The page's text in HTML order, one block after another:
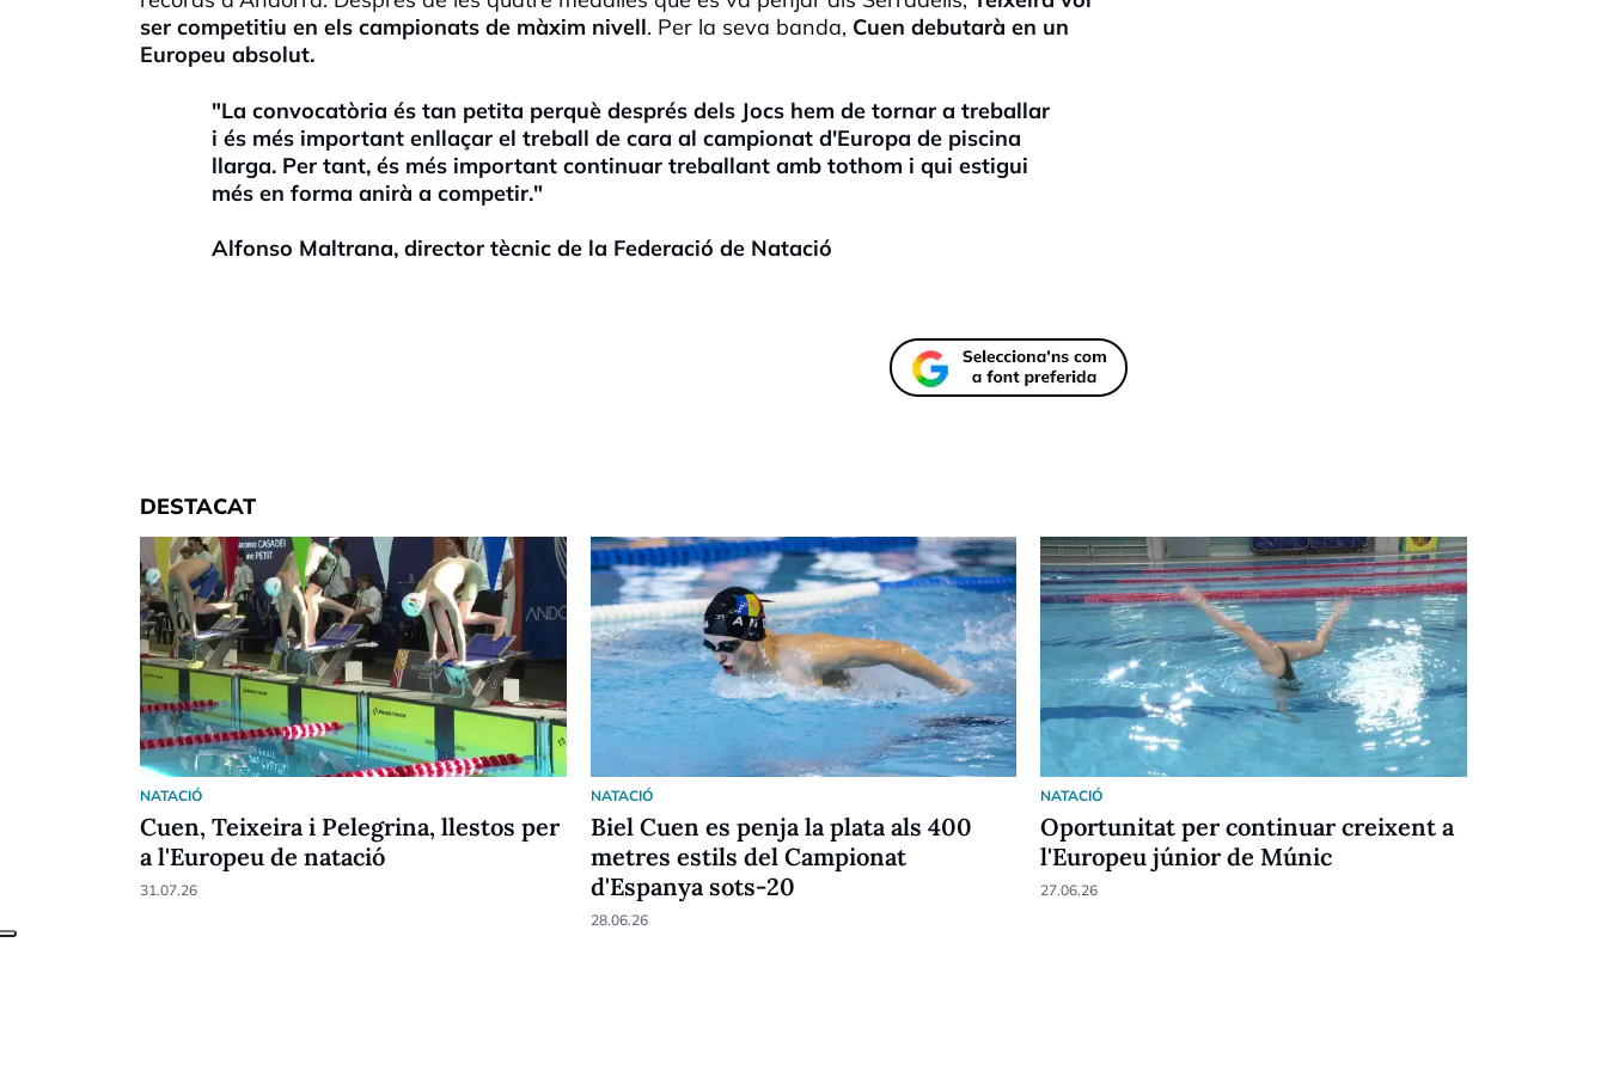
ser competitiu en els campionats de màxim nivell. Per la seva banda, Cuen debutarà en un
Europeu absolut.
"La convocatòria és tan petita perquè després dels Jocs hem de tornar a treballar
i és més important enllaçar el treball de cara al campionat d'Europa de piscina
llarga. Per tant, és més important continuar treballant amb tothom i qui estigui
més en forma anirà a competir."
Alfonso Maltrana, director tècnic de la Federació de Natació
DESTACAT
NATACIÓ
Cuen, Teixeira i Pelegrina, llestos per
a l'Europeu de natació
31.07.26
NATACIÓ
Biel Cuen es penja la plata als 400
metres estils del Campionat
d'Espanya sots-20
28.06.26
NATACIÓ
Oportunitat per continuar creixent a
l'Europeu júnior de Múnic
27.06.26